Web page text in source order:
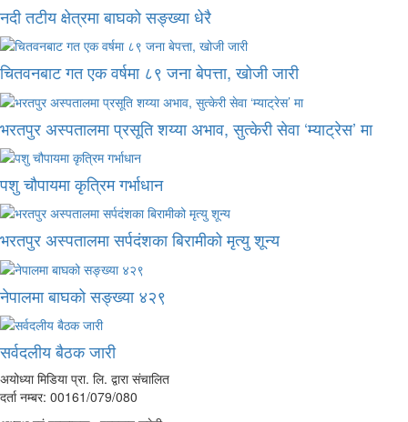
नदी तटीय क्षेत्रमा बाघको सङ्ख्या धेरै
चितवनबाट गत एक वर्षमा ८९ जना बेपत्ता, खोजी जारी
भरतपुर अस्पतालमा प्रसूति शय्या अभाव, सुत्केरी सेवा ‘म्याट्रेस’ मा
पशु चौपायमा कृत्रिम गर्भाधान
भरतपुर अस्पतालमा सर्पदंशका बिरामीको मृत्यु शून्य
नेपालमा बाघको सङ्ख्या ४२९
सर्वदलीय बैठक जारी
अयोध्या मिडिया प्रा. लि. द्वारा संचालित
दर्ता नम्बर: 00161/079/080